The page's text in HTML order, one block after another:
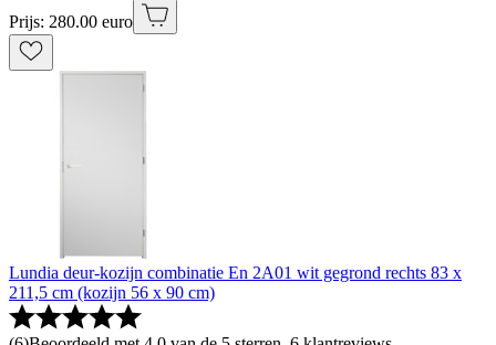
Prijs: 280.00 euro
Lundia deur-kozijn combinatie En 2A01 wit gegrond rechts 83 x
211,5 cm (kozijn 56 x 90 cm)